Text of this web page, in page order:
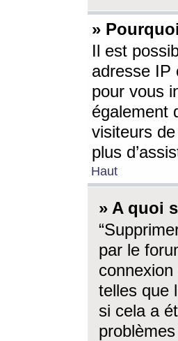
»
Il est
adresse IP
pour vous
également
visiteurs
plus
Haut
» A quoi
par le
telles que
si cela a